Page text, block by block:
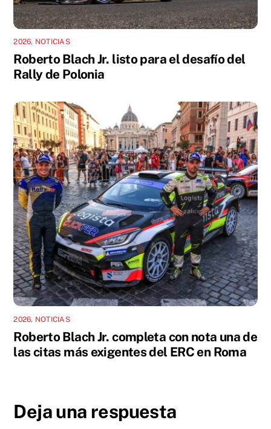
2026, NOTICIAS
Roberto Blach Jr. listo para el desafío del
Rally de Polonia
2026, NOTICIAS
Roberto Blach Jr. completa con nota una de
las citas más exigentes del ERC en Roma
Deja una respuesta